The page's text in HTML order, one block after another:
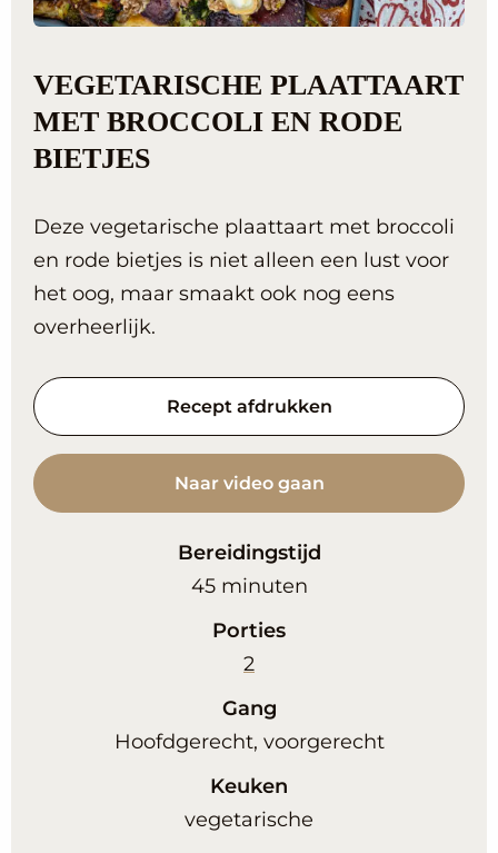
VEGETARISCHE PLAATTAART
MET BROCCOLI EN RODE
BIETJES
Deze vegetarische plaattaart met broccoli
en rode bietjes is niet alleen een lust voor
het oog, maar smaakt ook nog eens
overheerlijk.
Recept afdrukken
Naar video gaan
Bereidingstijd
45minuten
minuten
Porties
2
Gang
Hoofdgerecht, voorgerecht
Keuken
vegetarische